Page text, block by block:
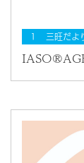
１ 三旺だよ